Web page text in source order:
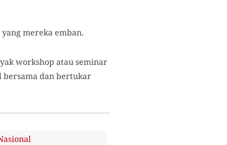
mereka emban.
workshop atau seminar
bersama dan bertukar